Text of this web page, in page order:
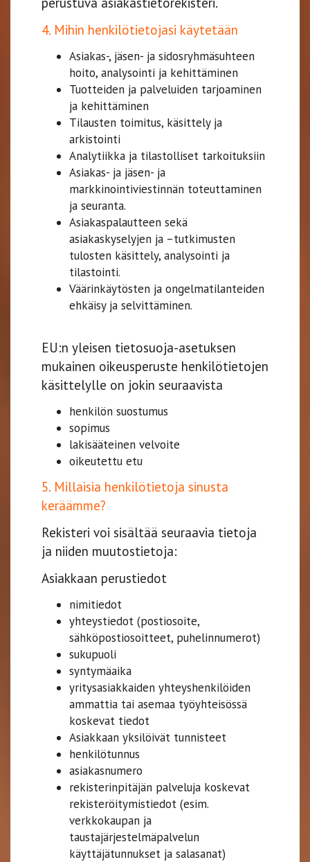
4. Mihin henkilötietojasi käytetään
Asiakas-, jäsen- ja sidosryhmäsuhteen
hoito, analysointi ja kehittäminen
Tuotteiden ja palveluiden tarjoaminen
ja kehittäminen
Tilausten toimitus, käsittely ja
arkistointi
Analytiikka ja tilastolliset tarkoituksiin
Asiakas- ja jäsen- ja
markkinointiviestinnän toteuttaminen
ja seuranta.
Asiakaspalautteen sekä
asiakaskyselyjen ja –tutkimusten
tulosten käsittely, analysointi ja
tilastointi.
Väärinkäytösten ja ongelmatilanteiden
ehkäisy ja selvittäminen.
EU:n yleisen tietosuoja-asetuksen
mukainen oikeusperuste henkilötietojen
käsittelylle on jokin seuraavista
henkilön suostumus
sopimus
lakisääteinen velvoite
oikeutettu etu
5. Millaisia henkilötietoja sinusta
keräämme?
Rekisteri voi sisältää seuraavia tietoja
ja niiden muutostietoja:
Asiakkaan perustiedot
nimitiedot
yhteystiedot (postiosoite,
sähköpostiosoitteet, puhelinnumerot)
sukupuoli
syntymäaika
yritysasiakkaiden yhteyshenkilöiden
ammattia tai asemaa työyhteisössä
koskevat tiedot
Asiakkaan yksilöivät tunnisteet
henkilötunnus
asiakasnumero
rekisterinpitäjän palveluja koskevat
rekisteröitymistiedot (esim.
verkkokaupan ja
taustajärjestelmäpalvelun
käyttäjätunnukset ja salasanat)